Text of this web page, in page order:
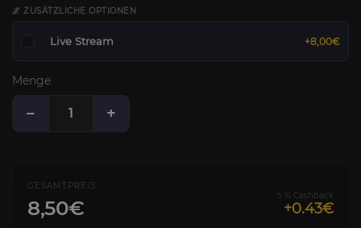
🌌 ZUSÄTZLICHE OPTIONEN
Live Stream +8,00€
Menge
− +
GESAMTPREIS
8,50€
5 % Cashback
+0.43€